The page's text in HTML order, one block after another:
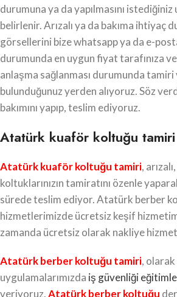
durumuna ya da yapılmasını
belirlenir. Arızalı ya da bakıma ihtiyaç
görsellerini bize whatsapp ya da e-
durumunda en uygun fiyat tarafınıza
anlaşma sağlanması durumunda tamiri
bulunduğunuz yerden alıyoruz. Söz
bakımını yapıp, teslim ediyoruz.
Atatürk kuaför koltuğu tamiri
Atatürk kuaför koltuğu tamiri,
koltuklarınızın tamiratını özenle
sürede teslim ediyor. Atatürk berber
hizmetlerimizde ücretsiz keşif
zamanda ücretsiz olarak nakliye
Atatürk berber koltuğu tamiri,
uygulamalarımızda iş güvenliği
veriyoruz.Atatürk berber koltuğu